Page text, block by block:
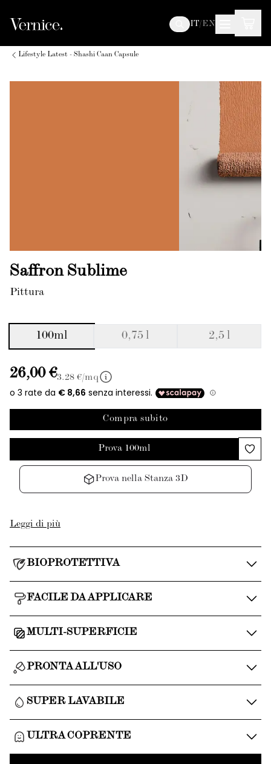
IT/EN
Lifestyle Latest - Shashi Caan Capsule
Saffron Sublime
Pittura
100ml 0,75 l 2,5 l
26,00 €3.28 €/mq
Compra subito
Prova 100ml
Prova nella Stanza 3D
Leggi di più
BIOPROTETTIVA
FACILE DA APPLICARE
MULTI-SUPERFICIE
PRONTA ALL'USO
SUPER LAVABILE
ULTRA COPRENTE